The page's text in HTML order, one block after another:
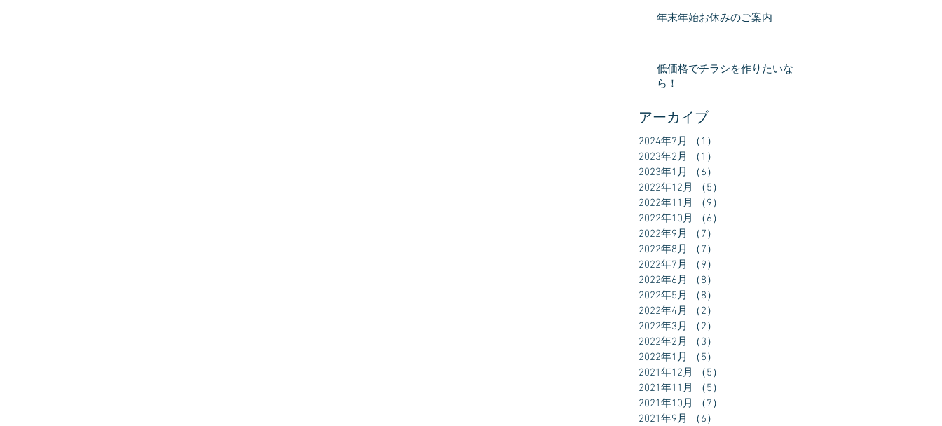
年末年始お休みのご案内
低価格でチラシを作りたいな
ら！
アーカイブ
2024年7月 （1）
2023年2月
（1）
2023年1月
（6）
2022年12月
（5）
2022年11月
（9）
2022年10月
（6）
2022年9月
（7）
2022年8月
（7）
2022年7月
（9）
2022年6月
（8）
2022年5月
（8）
2022年4月
（2）
2022年3月
（2）
2022年2月
（3）
2022年1月
（5）
2021年12月
（5）
2021年11月
（5）
2021年10月
（7）
2021年9月
（6）